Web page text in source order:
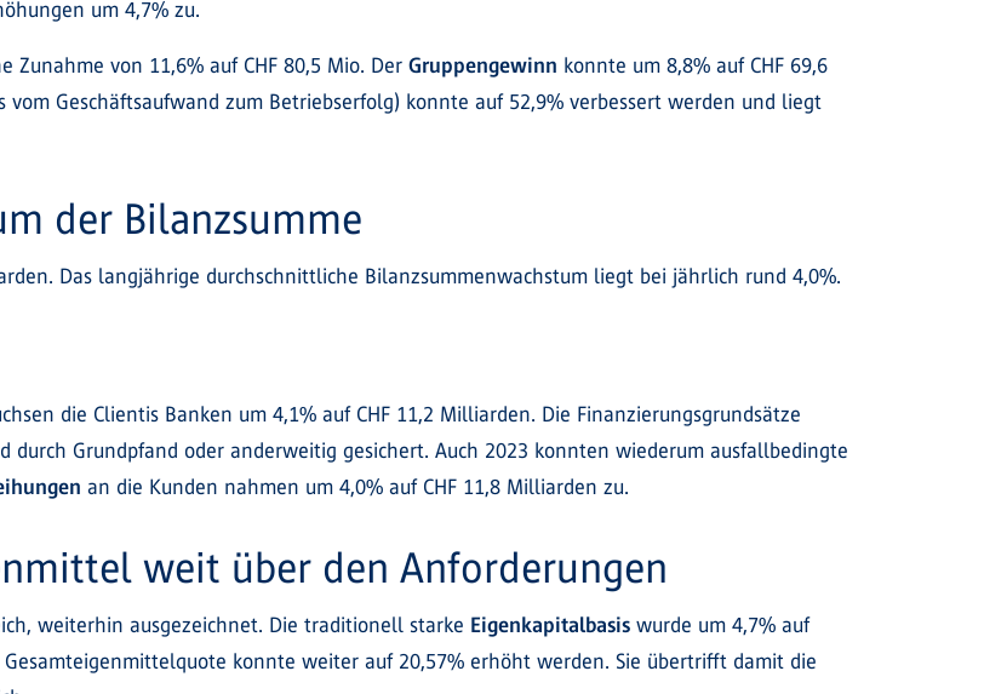
um 4,7% zu.
Zunahme von 11,6% auf CHF 80,5 Mio. Der Gruppengewinn konnte um 8,8% auf CHF 69,6
vom Geschäftsaufwand zum Betriebserfolg) konnte auf 52,9% verbessert werden und liegt
der Bilanzsumme
Das langjährige durchschnittliche Bilanzsummenwachstum liegt bei jährlich rund 4,0%.
die Clientis Banken um 4,1% auf CHF 11,2 Milliarden. Die Finanzierungsgrundsätze
durch Grundpfand oder anderweitig gesichert. Auch 2023 konnten wiederum ausfallbedingte
an die Kunden nahmen um 4,0% auf CHF 11,8 Milliarden zu.
weit über den Anforderungen
weiterhin ausgezeichnet. Die traditionell starke Eigenkapitalbasis wurde um 4,7% auf
Gesamteigenmittelquote konnte weiter auf 20,57% erhöht werden. Sie übertrifft damit die